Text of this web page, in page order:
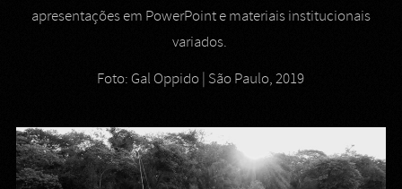
apresentações em PowerPoint e materiais institucionais
variados.
Foto: Gal Oppido | São Paulo, 2019